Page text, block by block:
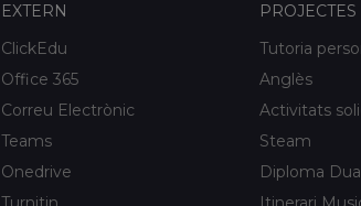
EXTERN
ClickEdu
Office 365
Correu Electrònic
Teams
Onedrive
PROJECTES
Tutoria
Anglès
Activitats
Steam
Diploma